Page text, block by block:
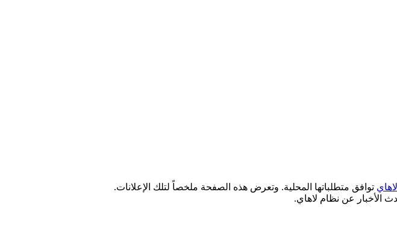
توافق متطلباتها المحلية. وتعرض هذه الصفحة ملخصاً لتلك الإعلانات.
الأخبار عن نظام لاهاي.​​​​​